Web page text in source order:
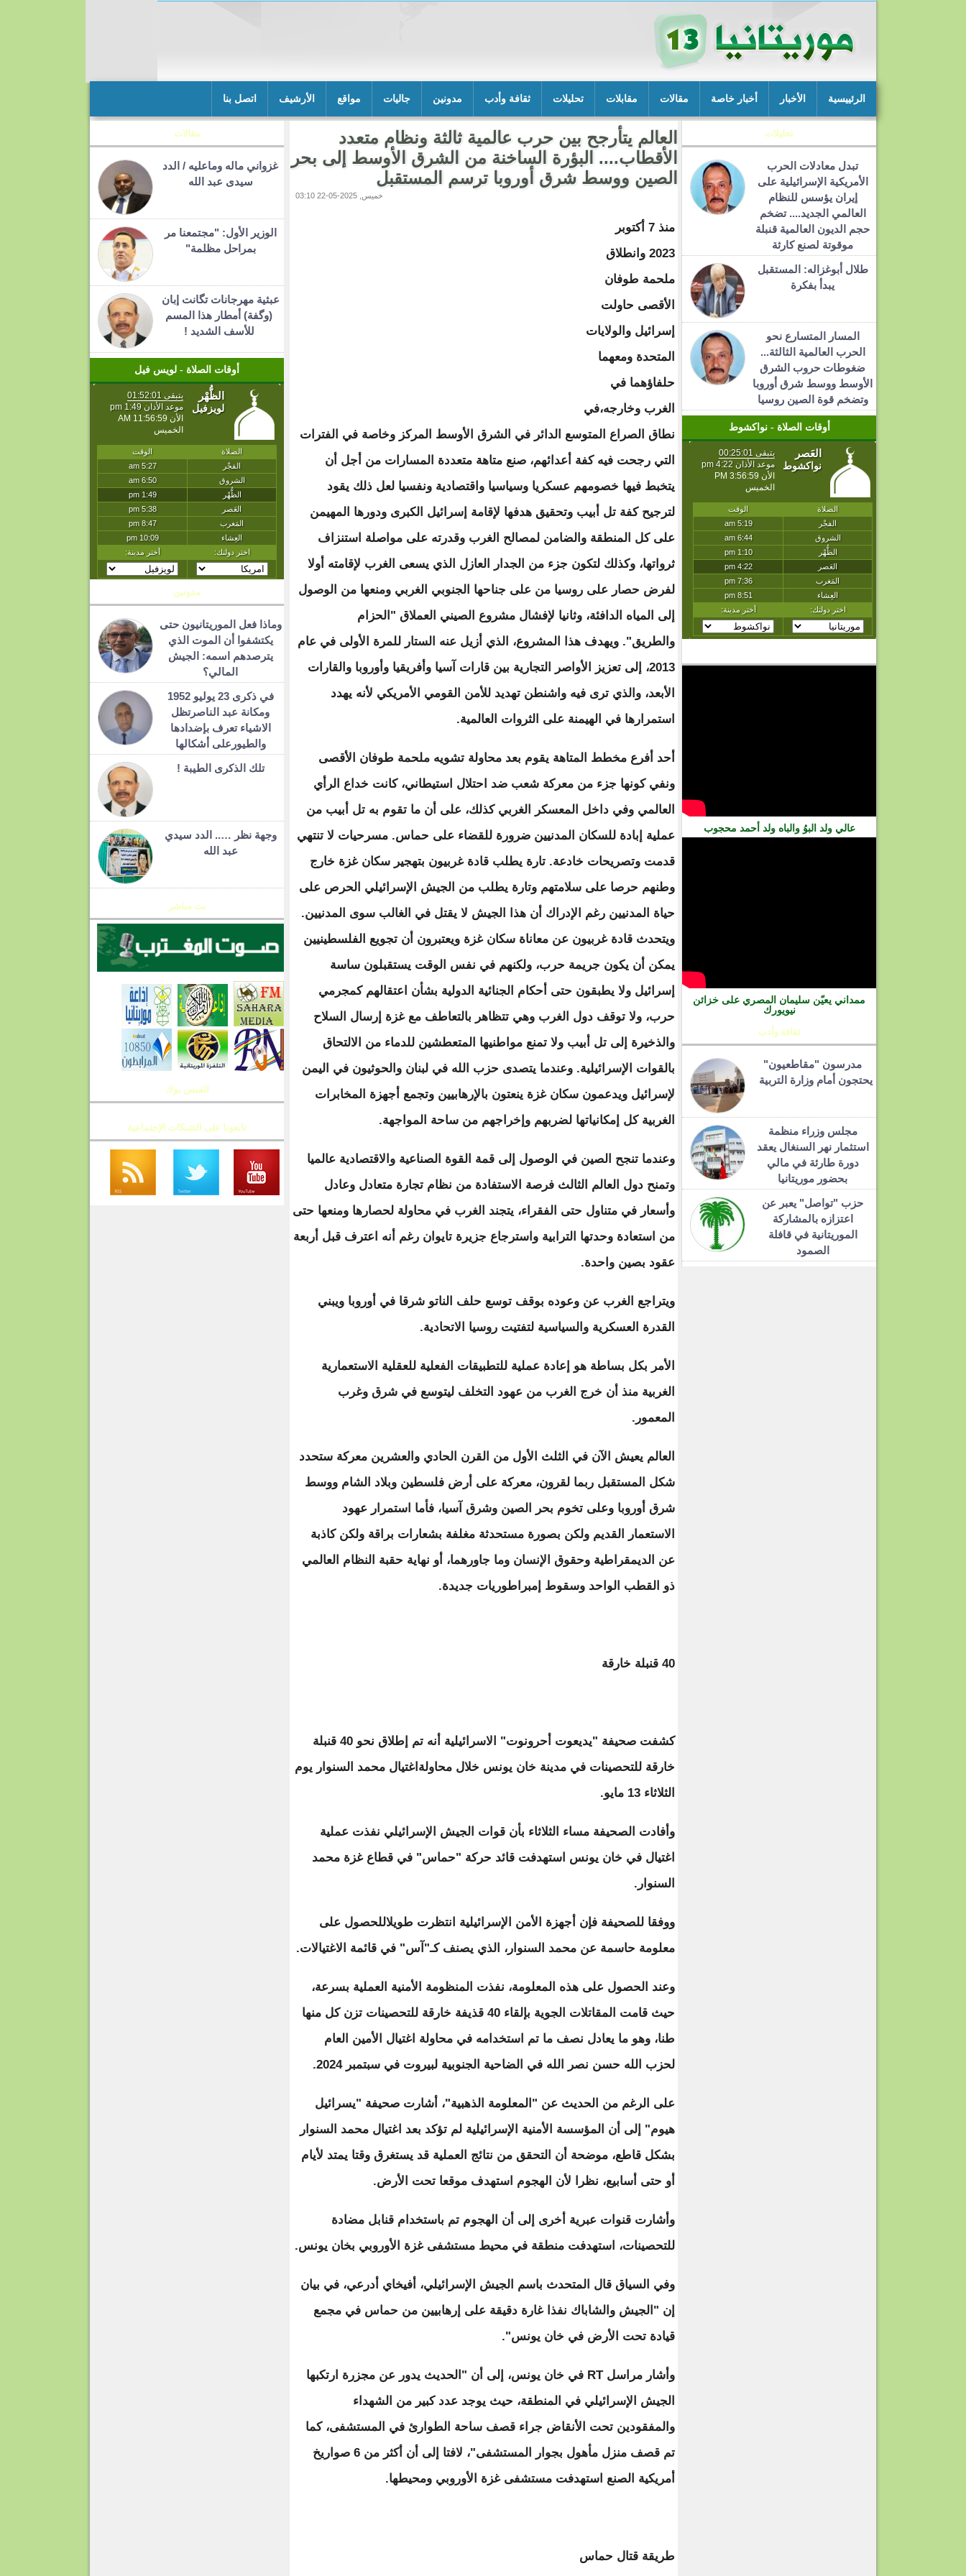
الرئييسية الأخبار أخبار خاصة مقالات مقابلات تحليلات ثقافة وأدب مدونين جاليات مواقع الأرشيف اتصل بنا
تحليلات
تبدل معادلات الحرب
الأمريكية الإسرائيلية على
إيران يؤسس للنظام
العالمي الجديد.... تضخم
حجم الديون العالمية قنبلة
موقوتة لصنع كارثة
طلال أبوغزاله: المستقبل
يبدأ بفكرة
المسار المتسارع نحو
الحرب العالمية الثالثة...
ضغوطات حروب الشرق
الأوسط ووسط شرق أوروبا
وتضخم قوة الصين روسيا
أوقات الصلاة - نواكشوط
عالي ولد البوُ والباه ولد أحمد محجوب
ممداني يعيّن سليمان المصري على خزائن
نيويورك
ثقافة وأدب
مدرسون "مقاطعيون"
يحتجون أمام وزارة التربية
مجلس وزراء منظمة
استثمار نهر السنغال يعقد
دورة طارئة في مالي
بحضور موريتانيا
حزب "تواصل" يعبر عن
اعتزازه بالمشاركة
الموريتانية في قافلة
الصمود
العالم يتأرجح بين حرب عالمية ثالثة ونظام متعدد
الأقطاب.... البؤرة الساخنة من الشرق الأوسط إلى بحر
الصين ووسط شرق أوروبا ترسم المستقبل
خميس, 2025-05-22 03:10
منذ 7 أكتوبر
2023 وانطلاق
ملحمة طوفان
الأقصى حاولت
إسرائيل والولايات
المتحدة ومعهما
حلفاؤهما في
الغرب وخارجه،في
نطاق الصراع المتوسع الدائر في الشرق الأوسط المركز وخاصة في الفترات
التي رجحت فيه كفة أعدائهم، صنع متاهة متعددة المسارات من أجل أن
يتخبط فيها خصومهم عسكريا وسياسيا واقتصادية ونفسيا لعل ذلك يقود
لترجيح كفة تل أبيب وتحقيق هدفها لإقامة إسرائيل الكبرى ودورها المهيمن
على كل المنطقة والضامن لمصالح الغرب وقدرته على مواصلة استنزاف
ثرواتها، وكذلك لتكون جزء من الجدار العازل الذي يسعى الغرب لإقامته أولا
لفرض حصار على روسيا من على جناحها الجنوبي الغربي ومنعها من الوصول
إلى المياه الدافئة، وثانيا لإفشال مشروع الصيني العملاق "الحزام
والطريق". ويهدف هذا المشروع، الذي أزيل عنه الستار للمرة الأولى في عام
2013، إلى تعزيز الأواصر التجارية بين قارات آسيا وأفريقيا وأوروبا والقارات
الأبعد، والذي ترى فيه واشنطن تهديد للأمن القومي الأمريكي لأنه يهدد
استمرارها في الهيمنة على الثروات العالمية.
أحد أفرع مخطط المتاهة يقوم بعد محاولة تشويه ملحمة طوفان الأقصى
ونفي كونها جزء من معركة شعب ضد احتلال استيطاني، كانت خداع الرأي
العالمي وفي داخل المعسكر الغربي كذلك، على أن ما تقوم به تل أبيب من
عملية إبادة للسكان المدنيين ضرورة للقضاء على حماس. مسرحيات لا تنتهي
قدمت وتصريحات خادعة. تارة يطلب قادة غربيون بتهجير سكان غزة خارج
وطنهم حرصا على سلامتهم وتارة يطلب من الجيش الإسرائيلي الحرص على
حياة المدنيين رغم الإدراك أن هذا الجيش لا يقتل في الغالب سوى المدنيين.
ويتحدث قادة غربيون عن معاناة سكان غزة ويعتبرون أن تجويع الفلسطينيين
يمكن أن يكون جريمة حرب، ولكنهم في نفس الوقت يستقبلون ساسة
إسرائيل ولا يطبقون حتى أحكام الجنائية الدولية بشأن اعتقالهم كمجرمي
حرب، ولا توقف دول الغرب وهي تتظاهر بالتعاطف مع غزة إرسال السلاح
والذخيرة إلى تل أبيب ولا تمنع مواطنيها المتعطشين للدماء من الالتحاق
بالقوات الإسرائيلية. وعندما يتصدى حزب الله في لبنان والحوثيون في اليمن
لإسرائيل ويدعمون سكان غزة ينعتون بالإرهابيين وتجمع أجهزة المخابرات
الغربية كل إمكانياتها لضربهم وإخراجهم من ساحة المواجهة.
وعندما تنجح الصين في الوصول إلى قمة القوة الصناعية والاقتصادية عالميا
وتمنح دول العالم الثالث فرصة الاستفادة من نظام تجارة متعادل وعادل
وأسعار في متناول حتى الفقراء، يتجند الغرب في محاولة لحصارها ومنعها حتى
من استعادة وحدتها الترابية واسترجاع جزيرة تايوان رغم أنه اعترف قبل أربعة
عقود بصين واحدة.
ويتراجع الغرب عن وعوده بوقف توسع حلف الناتو شرقا في أوروبا ويبني
القدرة العسكرية والسياسية لتفتيت روسيا الاتحادية.
الأمر بكل بساطة هو إعادة عملية للتطبيقات الفعلية للعقلية الاستعمارية
الغربية منذ أن خرج الغرب من عهود التخلف ليتوسع في شرق وغرب
المعمور.
العالم يعيش الآن في الثلث الأول من القرن الحادي والعشرين معركة ستحدد
شكل المستقبل ربما لقرون، معركة على أرض فلسطين وبلاد الشام ووسط
شرق أوروبا وعلى تخوم بحر الصين وشرق آسيا، فأما استمرار عهود
الاستعمار القديم ولكن بصورة مستحدثة مغلفة بشعارات براقة ولكن كاذبة
عن الديمقراطية وحقوق الإنسان وما جاورهما، أو نهاية حقبة النظام العالمي
ذو القطب الواحد وسقوط إمبراطوريات جديدة.
40 قنبلة خارقة
كشفت صحيفة "يديعوت أحرونوت" الاسرائيلية أنه تم إطلاق نحو 40 قنبلة
خارقة للتحصينات في مدينة خان يونس خلال محاولةاغتيال محمد السنوار يوم
الثلاثاء 13 مايو.
وأفادت الصحيفة مساء الثلاثاء بأن قوات الجيش الإسرائيلي نفذت عملية
اغتيال في خان يونس استهدفت قائد حركة "حماس" في قطاع غزة محمد
السنوار.
ووفقا للصحيفة فإن أجهزة الأمن الإسرائيلية انتظرت طويلاللحصول على
معلومة حاسمة عن محمد السنوار، الذي يصنف كـ"آس" في قائمة الاغتيالات.
وعند الحصول على هذه المعلومة، نفذت المنظومة الأمنية العملية بسرعة،
حيث قامت المقاتلات الجوية بإلقاء 40 قذيفة خارقة للتحصينات تزن كل منها
طنا، وهو ما يعادل نصف ما تم استخدامه في محاولة اغتيال الأمين العام
لحزب الله حسن نصر الله في الضاحية الجنوبية لبيروت في سبتمبر 2024.
على الرغم من الحديث عن "المعلومة الذهبية"، أشارت صحيفة "يسرائيل
هيوم" إلى أن المؤسسة الأمنية الإسرائيلية لم تؤكد بعد اغتيال محمد السنوار
بشكل قاطع، موضحة أن التحقق من نتائج العملية قد يستغرق وقتا يمتد لأيام
أو حتى أسابيع، نظرا لأن الهجوم استهدف موقعا تحت الأرض.
وأشارت قنوات عبرية أخرى إلى أن الهجوم تم باستخدام قنابل مضادة
للتحصينات، استهدفت منطقة في محيط مستشفى غزة الأوروبي بخان يونس.
وفي السياق قال المتحدث باسم الجيش الإسرائيلي، أفيخاي أدرعي، في بيان
إن "الجيش والشاباك نفذا غارة دقيقة على إرهابيين من حماس في مجمع
قيادة تحت الأرض في خان يونس".
وأشار مراسل RT في خان يونس، إلى أن "الحديث يدور عن مجزرة ارتكبها
الجيش الإسرائيلي في المنطقة، حيث يوجد عدد كبير من الشهداء
والمفقودين تحت الأنقاض جراء قصف ساحة الطوارئ في المستشفى، كما
تم قصف منزل مأهول بجوار المستشفى"، لافتا إلى أن أكثر من 6 صواريخ
أمريكية الصنع استهدفت مستشفى غزة الأوروبي ومحيطها.
طريقة قتال حماس
مقالات
غزواني ماله وماعليه / الدد
سيدى عبد الله
الوزير الأول: "مجتمعنا مر
بمراحل مظلمة"
عبثية مهرجانات تگانت إبان
(وگفة) أمطار هذا المسم
للأسف الشديد !
أوقات الصلاة - لويس فيل
مدونين
وماذا فعل الموريتانيون حتى
يكتشفوا أن الموت الذي
يترصدهم اسمه: الجيش
المالي؟
في ذكرى 23 يوليو 1952
ومكانة عبد الناصرتظل
الاشياء تعرف بإضدادها
والطيورعلى أشكالها
تلك الذكرى الطيبة !
وجهة نظر ….. الدد سيدي
عبد الله
بث مباشر
الفيس بوك
تابعونا على الشبكات الإجتماعية